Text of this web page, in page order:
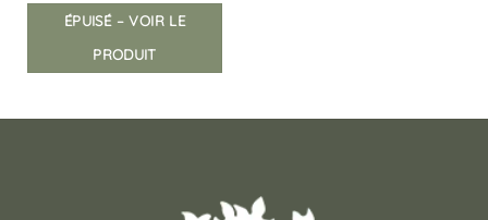
ÉPUISÉ – VOIR LE
PRODUIT